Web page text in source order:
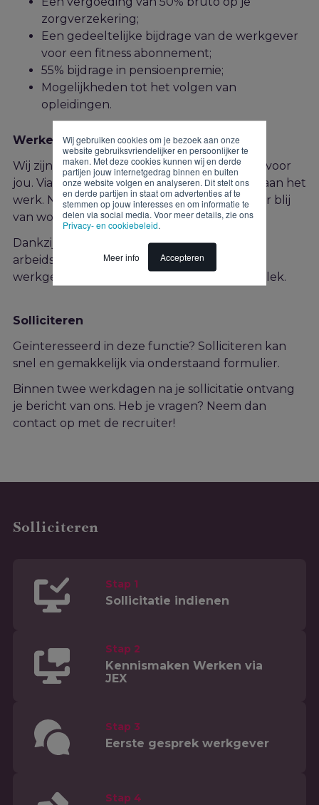
Wij gebruiken cookies om je bezoek aan onze
website gebruiksvriendelijker en persoonlijker te
maken. Met deze cookies kunnen wij en derde
partijen jouw internetgedrag binnen en buiten
onze website volgen en analyseren. Dit stelt ons
en derde partijen in staat om advertenties af te
stemmen op jouw interesses en om informatie te
delen via social media. Voor meer details, zie ons
Privacy- en cookiebeleid
Meer info Accepteren
zorgverzekering;
Een gedeeltelijke bijdrage van de werkgever
voor een fitness abonnement;
55% bijdrage in pensioenpremie;
Mogelijkheden tot het volgen van
opleidingen.
Werken via JEX
Wij zijn JEX en wij regelen de perfecte baan voor
jou. Via ons zijn duizenden mensen per dag aan het
werk. Niet omdat het moet maar omdat ze er blij
van worden. Jij succesvol, wij succesvol.
Dankzij onze uitgebreide ervaring in de
arbeidsmarkt en honderden aangesloten
werkgevers zit jij straks precies op de juiste plek.
Solliciteren
Geïnteresseerd in deze functie? Solliciteren kan
snel en gemakkelijk via onderstaand formulier.
Binnen twee werkdagen na je sollicitatie ontvang
je bericht van ons. Heb je vragen? Neem dan
contact op met de recruiter!
Solliciteren
Stap 1
Sollicitatie indienen
Stap 2
Kennismaken Werken via
JEX
Stap 3
Eerste gesprek werkgever
Stap 4